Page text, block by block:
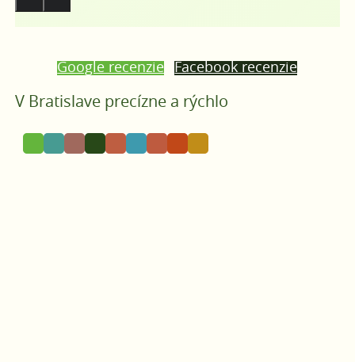
Google recenzie Facebook recenzie
V Bratislave precízne a rýchlo